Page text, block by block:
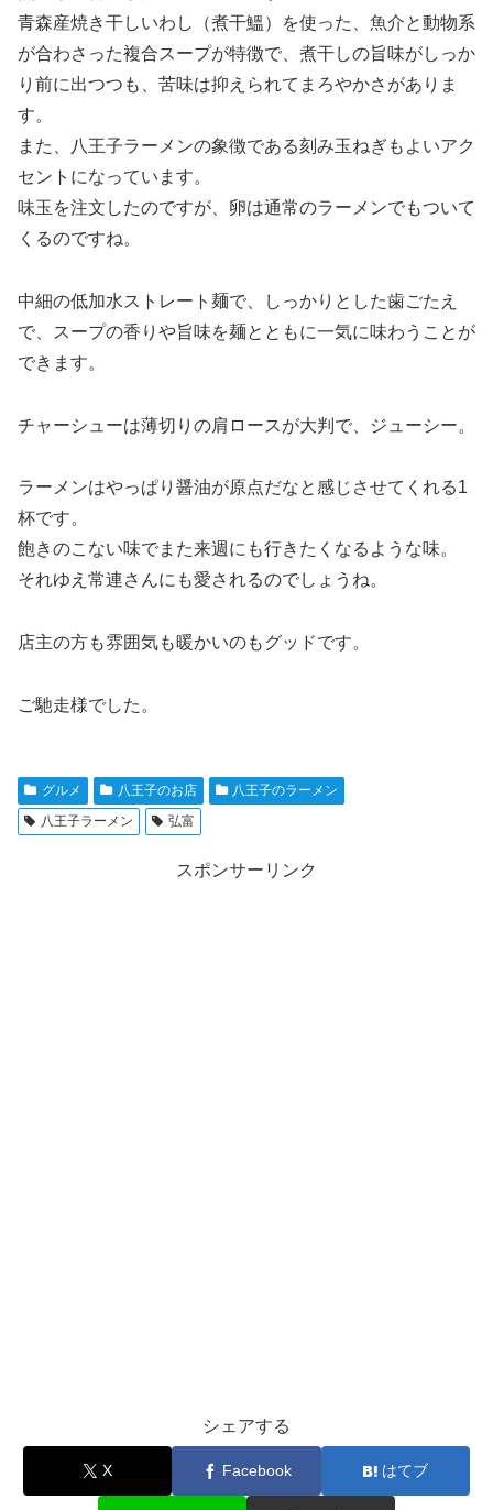
青森産焼き干しいわし（煮干鰮）を使った、魚介と動物系
が合わさった複合スープが特徴で、煮干しの旨味がしっか
り前に出つつも、苦味は抑えられてまろやかさがありま
す。
また、八王子ラーメンの象徴である刻み玉ねぎもよいアク
セントになっています。
味玉を注文したのですが、卵は通常のラーメンでもついて
くるのですね。
中細の低加水ストレート麺で、しっかりとした歯ごたえ
で、スープの香りや旨味を麺とともに一気に味わうことが
できます。
チャーシューは薄切りの肩ロースが大判で、ジューシー。
ラーメンはやっぱり醤油が原点だなと感じさせてくれる1
杯です。
飽きのこない味でまた来週にも行きたくなるような味。
それゆえ常連さんにも愛されるのでしょうね。
店主の方も雰囲気も暖かいのもグッドです。
ご馳走様でした。
グルメ 八王子のお店
八王子のラーメン
八王子ラーメン
弘富
スポンサーリンク
シェアする
X Facebook はてブ